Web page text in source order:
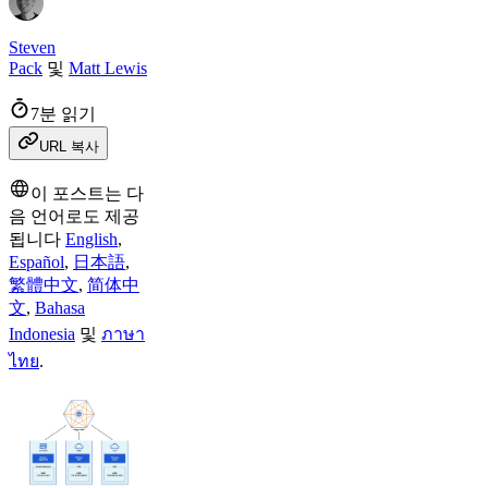
Steven
Pack 및 Matt Lewis
7분 읽기
URL 복사
이 포스트는 다
음 언어로도 제공
됩니다 English,
Español, 日本語,
繁體中文, 简体中
文, Bahasa
Indonesia 및 ภาษา
ไทย.